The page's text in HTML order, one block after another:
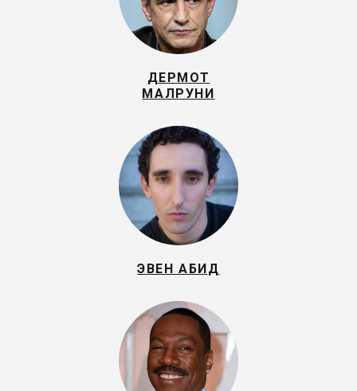
ДЕРМОТ
МАЛРУНИ
ЭВЕН АБИД